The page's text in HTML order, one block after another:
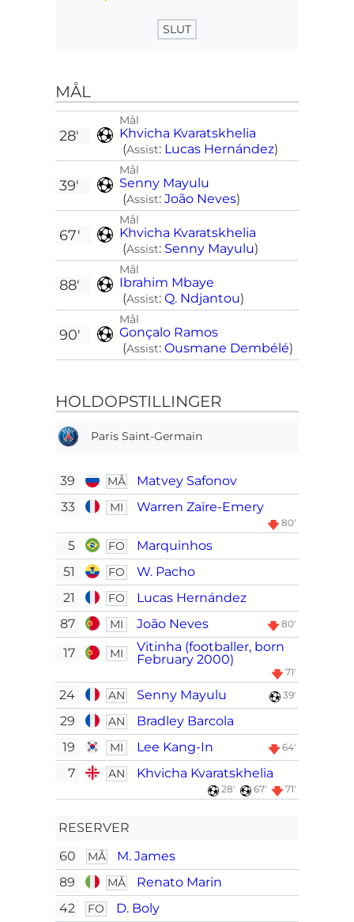
SLUT
MÅL
Mål
Khvicha Kvaratskhelia
(Assist: Lucas Hernández)
28'
Mål
Senny Mayulu
(Assist: João Neves)
39'
Mål
Khvicha Kvaratskhelia
(Assist: Senny Mayulu)
67'
Mål
Ibrahim Mbaye
(Assist: Q. Ndjantou)
88'
Mål
Gonçalo Ramos
(Assist: Ousmane Dembélé)
90'
HOLDOPSTILLINGER
Paris Saint-Germain
39 MÅ
Matvey Safonov
33
MI Warren Zaïre-Emery
80'
5 FO
Marquinhos
51
FO
W. Pacho
21
FO
Lucas Hernández
87
MI João Neves 80'
17 MI
Vitinha (footballer, born
February 2000)
71'
24 AN Senny Mayulu 39'
29 AN
Bradley Barcola
19
MI Lee Kang-In 64'
7 AN Khvicha Kvaratskhelia
28' 67' 71'
RESERVER
60
MÅ
M. James
89
MÅ
Renato Marin
42
FO
D. Boly